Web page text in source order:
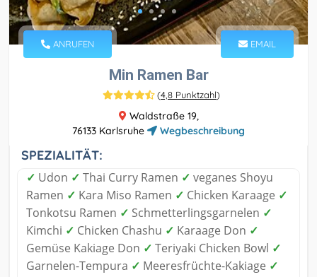
ANRUFEN EMAIL
Min Ramen Bar
(4,8 Punktzahl)
Waldstraße 19,
76133 Karlsruhe
Wegbeschreibung
SPEZIALITÄT:
✓ Udon ✓ Thai Curry Ramen ✓ veganes Shoyu
Ramen ✓ Kara Miso Ramen ✓ Chicken Karaage ✓
Tonkotsu Ramen ✓ Schmetterlingsgarnelen ✓
Kimchi ✓ Chicken Chashu ✓ Karaage Don ✓
Gemüse Kakiage Don ✓ Teriyaki Chicken Bowl ✓
Garnelen-Tempura ✓ Meeresfrüchte-Kakiage ✓